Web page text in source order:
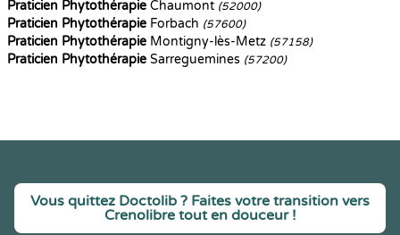
Praticien Phytothérapie Chaumont (52000)
Praticien Phytothérapie Forbach (57600)
Praticien Phytothérapie Montigny-lès-Metz (57158)
Praticien Phytothérapie Sarreguemines (57200)
Vous quittez Doctolib ? Faites votre transition vers
Crenolibre tout en douceur !